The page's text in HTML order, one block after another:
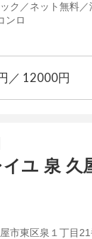
ク／ネット無料／
ンロ
／ 12000円
ユ 泉 久
市東区泉１丁目